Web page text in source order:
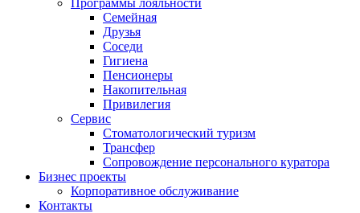
Программы лояльности
Семейная
Друзья
Соседи
Гигиена
Пенсионеры
Накопительная
Привилегия
Cервис
Стоматологический туризм
Трансфер
Сопровождение персонального куратора
Бизнес проекты
Корпоративное обслуживание
Контакты